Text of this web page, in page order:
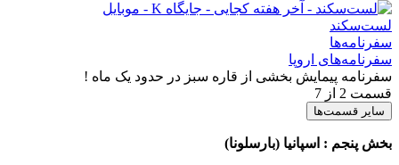
لست‌سکند
سفرنامه‌ها
سفرنامه‌های اروپا
سفرنامه پیمایش بخشی از قاره سبز در حدود یک ماه !
قسمت 2 از 7
سایر قسمت‌ها
بخش پنجم : اسپانیا (بارسلونا)